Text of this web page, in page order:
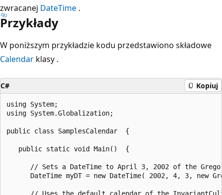
zwracanej DateTime .
Przykłady
W poniższym przykładzie kodu przedstawiono składowe
Calendar klasy .
C# Kopiuj
using System;
using System.Globalization;
public class SamplesCalendar  {
   public static void Main()  {
// Sets a DateTime to April 3, 2002 of the
DateTime myDT = new DateTime( 2002, 4, 3, new
// Uses the default calendar of the